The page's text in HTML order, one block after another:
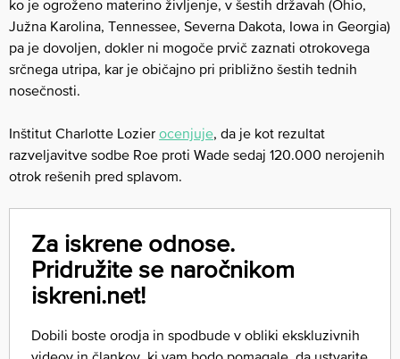
ko je ogroženo materino življenje, v šestih državah (Ohio,
Južna Karolina, Tennessee, Severna Dakota, Iowa in Georgia)
pa je dovoljen, dokler ni mogoče prvič zaznati otrokovega
srčnega utripa, kar je običajno pri približno šestih tednih
nosečnosti.
Inštitut Charlotte Lozier ocenjuje, da je kot rezultat
razveljavitve sodbe Roe proti Wade sedaj 120.000 nerojenih
otrok rešenih pred splavom.
Za iskrene odnose.
Pridružite se naročnikom
iskreni.net!
Dobili boste orodja in spodbude v obliki ekskluzivnih